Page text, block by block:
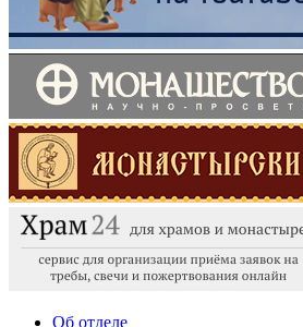
Об отделе